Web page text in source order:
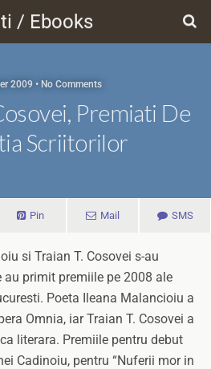
/ Ebooks
2009 • No Comments
Premiati De
Scriitorilor
Pin Mail SMS
si Traian T. Cosovei s-au
au primit premiile pe 2008 ale
Poeta Ileana Malancioiu a
Omnia, iar Traian T. Cosovei a
literara. Premiile pentru debut
Cadinoiu, pentru “Nuferii mor in